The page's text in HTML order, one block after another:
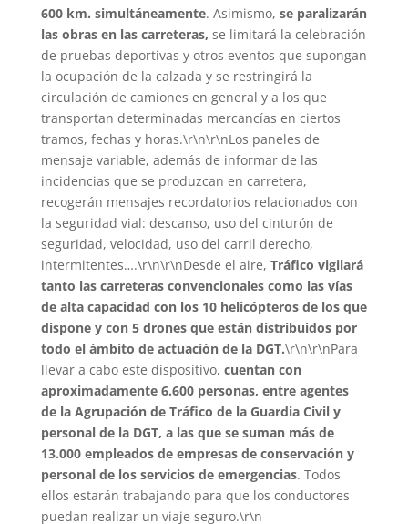
600 km. simultáneamente. Asimismo, se paralizarán
las obras en las carreteras, se limitará la celebración
de pruebas deportivas y otros eventos que supongan
la ocupación de la calzada y se restringirá la
circulación de camiones en general y a los que
transportan determinadas mercancías en ciertos
tramos, fechas y horas.\r\n\r\nLos paneles de
mensaje variable, además de informar de las
incidencias que se produzcan en carretera,
recogerán mensajes recordatorios relacionados con
la seguridad vial: descanso, uso del cinturón de
seguridad, velocidad, uso del carril derecho,
intermitentes….\r\n\r\nDesde el aire, Tráfico vigilará
tanto las carreteras convencionales como las vías
de alta capacidad con los 10 helicópteros de los que
dispone y con 5 drones que están distribuidos por
todo el ámbito de actuación de la DGT.\r\n\r\nPara
llevar a cabo este dispositivo, cuentan con
aproximadamente 6.600 personas, entre agentes
de la Agrupación de Tráfico de la Guardia Civil y
personal de la DGT, a las que se suman más de
13.000 empleados de empresas de conservación y
personal de los servicios de emergencias. Todos
ellos estarán trabajando para que los conductores
puedan realizar un viaje seguro.\r\n